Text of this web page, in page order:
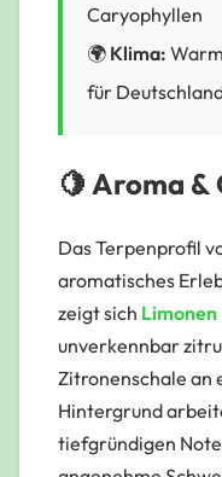
Caryophyllen
🌍 Klima:
für
🍋 Aroma &
Das Terpenprofil
aromatisches
zeigt sich Limonen
unverkennbar
Zitronenschale an
Hintergrund
tiefgründigen